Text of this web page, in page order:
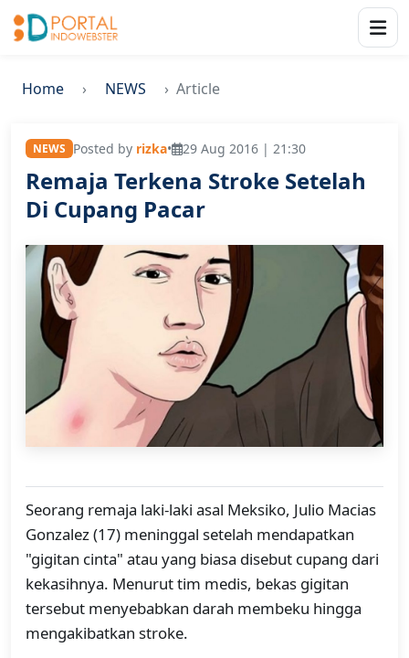
Home NEWS Article
NEWS Posted by rizka• 29 Aug 2016 | 21:30
Remaja Terkena Stroke Setelah
Di Cupang Pacar
Seorang remaja laki-laki asal Meksiko, Julio Macias
Gonzalez (17) meninggal setelah mendapatkan
"gigitan cinta" atau yang biasa disebut cupang dari
kekasihnya. Menurut tim medis, bekas gigitan
tersebut menyebabkan darah membeku hingga
mengakibatkan stroke.